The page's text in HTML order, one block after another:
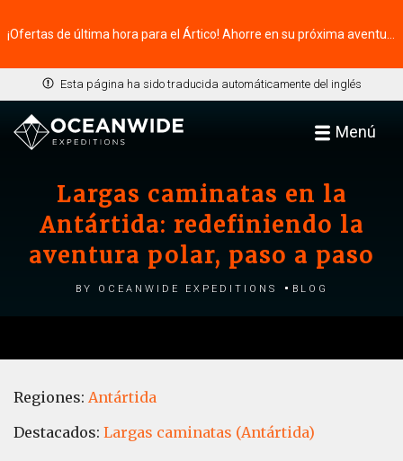
Esta página ha sido traducida automáticamente del inglés
Menú
Largas caminatas en la
Antártida: redefiniendo la
aventura polar, paso a paso
by Oceanwide Expeditions Blog
Regiones: Antártida
Destacados: Largas caminatas (Antártida)